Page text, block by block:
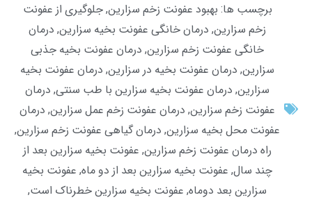
برچسب ها:بهبود عفونت زخم سزارین,جلوگیری از عفونت
زخم سزارین,درمان خانگی عفونت بخیه سزارین,درمان
خانگی عفونت زخم سزارین,درمان عفونت بخیه جذبی
سزارین,درمان عفونت بخیه در سزارین,درمان عفونت بخیه
سزارین,درمان عفونت بخیه سزارین با طب سنتی ,درمان
عفونت زخم سزارین,درمان عفونت زخم عمل سزارین,درمان
عفونت محل بخیه سزارین,درمان گیاهی عفونت زخم سزارین,
راه درمان عفونت زخم سزارین,عفونت بخیه سزارین بعد از
چند سال ,عفونت بخیه سزارین بعد از دو ماه,عفونت بخیه
سزارین بعد دوماه,عفونت بخیه سزارین خطرناک است,